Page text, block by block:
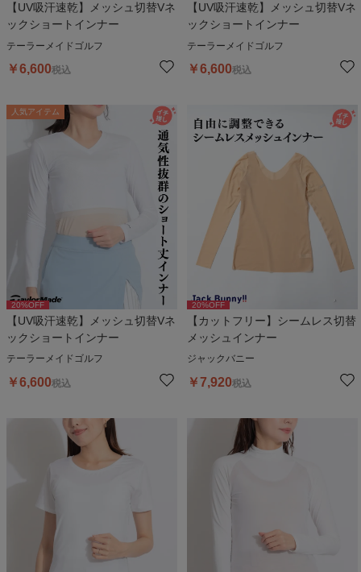
【UV吸汗速乾】メッシュ切替Vネ
ックショートインナー
テーラーメイドゴルフ
￥6,600税込
【UV吸汗速乾】メッシュ切替Vネ
ックショートインナー
テーラーメイドゴルフ
￥6,600税込
人気アイテム
20%OFF
【UV吸汗速乾】メッシュ切替Vネ
ックショートインナー
テーラーメイドゴルフ
￥6,600税込
20%OFF
【カットフリー】シームレス切替
メッシュインナー
ジャックバニー
￥7,920税込